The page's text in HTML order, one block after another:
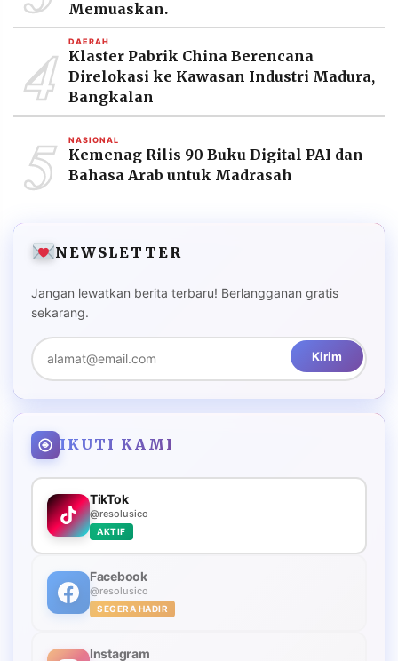
PT.
RESOLUSI
PRAMUDITA
Memuaskan.
4 DAERAH
Klaster Pabrik China Berencana
Direlokasi ke Kawasan Industri Madura,
Bangkalan
5 NASIONAL
Kemenag Rilis 90 Buku Digital PAI dan
Bahasa Arab untuk Madrasah
NEWSLETTER
Jangan lewatkan berita terbaru! Berlangganan gratis
sekarang.
Kirim
IKUTI KAMI
TikTok
@resolusico
AKTIF
Facebook
@resolusico
SEGERA HADIR
Instagram